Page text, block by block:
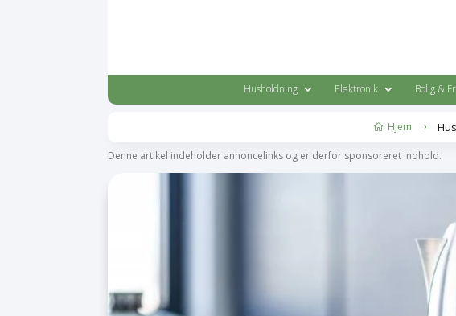
Husholdning Elektronik Bolig &
 Hjem 5
Denne artikel indeholder annoncelinks og er derfor sponsoreret indhold.